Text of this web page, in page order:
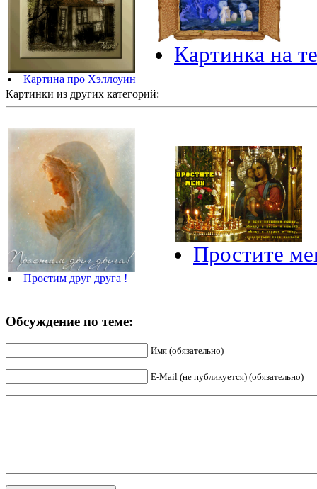
Картина про Хэллоуин
Картинка на
Картинки из других категорий:
Простим друг друга !
Простите
Обсуждение по теме:
Имя (обязательно)
E-Mail (не публикуется) (обязательно)